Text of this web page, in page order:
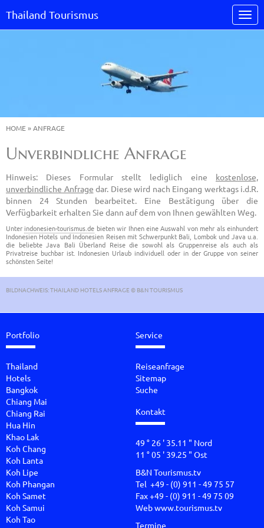
Thailand Tourismus
HOME»ANFRAGE
Unverbindliche Anfrage
Hinweis: Dieses Formular stellt lediglich eine kostenlose,
unverbindliche Anfrage dar. Diese wird nach Eingang werktags i.d.R.
binnen 24 Stunden bearbeitet. Eine Bestätigung über die
Verfügbarkeit erhalten Sie dann auf dem von Ihnen gewählten Weg.
Unter indonesien-tourismus.de bieten wir Ihnen eine Auswahl von mehr als einhundert
Indonesien Hotels und Indonesien Reisen mit Schwerpunkt Bali, Lombok und Java u.a.
die beliebte Java Bali Überland Reise die sowohl als Gruppenreise als auch als
Privatreise buchbar ist. Indonesien Urlaub individuell oder in der Gruppe von seiner
schönsten Seite!
BILDNACHWEIS: THAILAND HOTELS ANFRAGE © B&N TOURISMUS
Portfolio
Thailand
Hotels
Bangkok
Chiang Mai
Chiang Rai
Hua Hin
Khao Lak
Koh Chang
Koh Lanta
Koh Lipe
Koh Phangan
Koh Samet
Koh Samui
Koh Tao
Service
Reiseanfrage
Sitemap
Suche
Kontakt
49 ° 26 ' 35.11 " Nord
11 ° 05 ' 39.25 " Ost
B&N Tourismus.tv
Tel +49 - (0) 911 - 49 75 57
Fax +49 - (0) 911 - 49 75 09
Webwww.tourismus.tv
Termine